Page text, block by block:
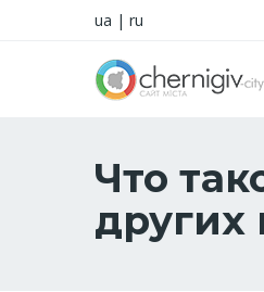
ua | ru
Что
других